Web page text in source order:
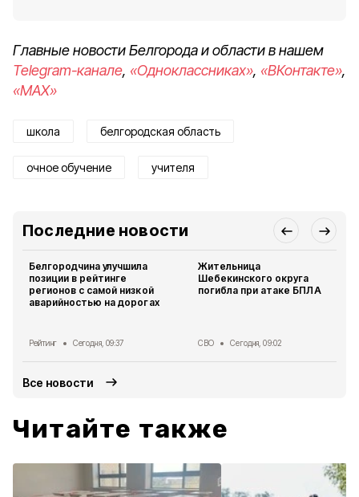
Главные новости Белгорода и области в нашем
Telegram-канале, «Одноклассниках», «ВКонтакте»,
«MAX»
школа белгородская область
очное обучение учителя
Последние новости
Белгородчина улучшила
позиции в рейтинге
регионов с самой низкой
аварийностью на дорогах
Рейтинг Сегодня, 09:37
Жительница
Шебекинского округа
погибла при атаке БПЛА
СВО Сегодня, 09:02
Все новости
Читайте также